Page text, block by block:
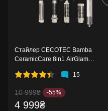
Стайлер CECOTEC Bamba
CeramicCare 8in1 AirGlam
15
10 999₴ -55%
4 999₴